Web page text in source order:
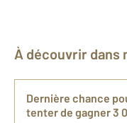
À découvrir
Dernière chance
tenter de gagner 3